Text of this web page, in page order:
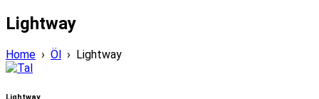
Lightway
Home › Öl › Lightway
Lightway